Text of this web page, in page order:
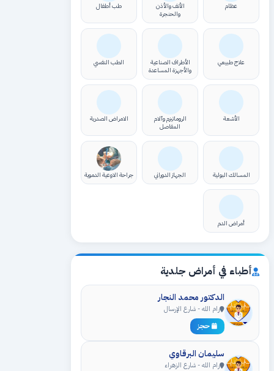
عظام
الأنف والأذن
والحنجرة
طب أطفال
علاج طبيعي
الأطراف الصناعية
والأجهزة المساعدة
الطب النفسي
الأشعة
الروماتيزم وآلام
المفاصل
الامراض الصدرية
المسالك البولية الجهاز الدوراني جراحة الاوعية الدموية
أمراض الدم
أطباء في أمراض جلدية
الدكتور محمد النجار
رام الله - شارع الإرسال
حجز
سليمان البرقاوي
رام الله - شارع الزهراء